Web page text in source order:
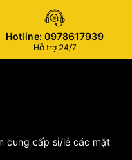
Hotline: 0978617939
Hỗ trợ 24/7
cung cấp sỉ/lẻ các mặt